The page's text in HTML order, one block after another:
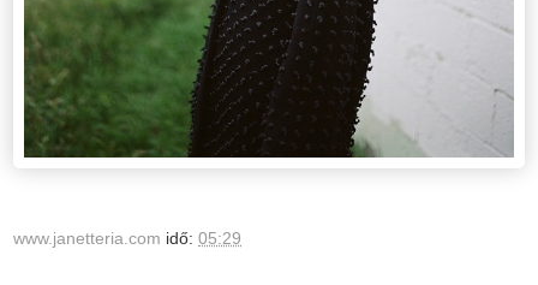
www.janetteria.com idő: 05:29